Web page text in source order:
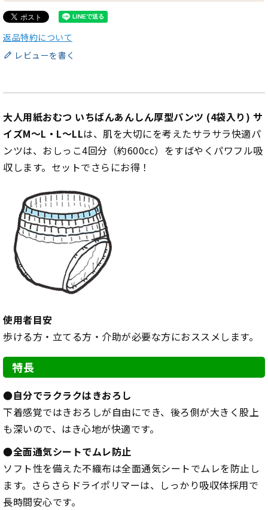
返品特約について
レビューを書く
大人用紙おむつ いちばんあんしん厚型パンツ (4袋入り) サ
イズM～L・L～LLは、肌を大切にを考えたサラサラ快適パ
ンツは、おしっこ4回分（約600cc）をすばやくパワフル吸
収します。セットでさらにお得！
使用者目安
歩ける方・立てる方・介助が必要な方におススメします。
特長
●自分でラクラクはきおろし
下着感覚ではきおろしが自由にでき、後ろ側が大きく股上
も深いので、はき心地が快適です。
●全面通気シートでムレ防止
ソフト性を備えた不織布は全面通気シートでムレを防止し
ます。さらさらドライポリマーは、しっかり吸収体採用で
長時間安心です。